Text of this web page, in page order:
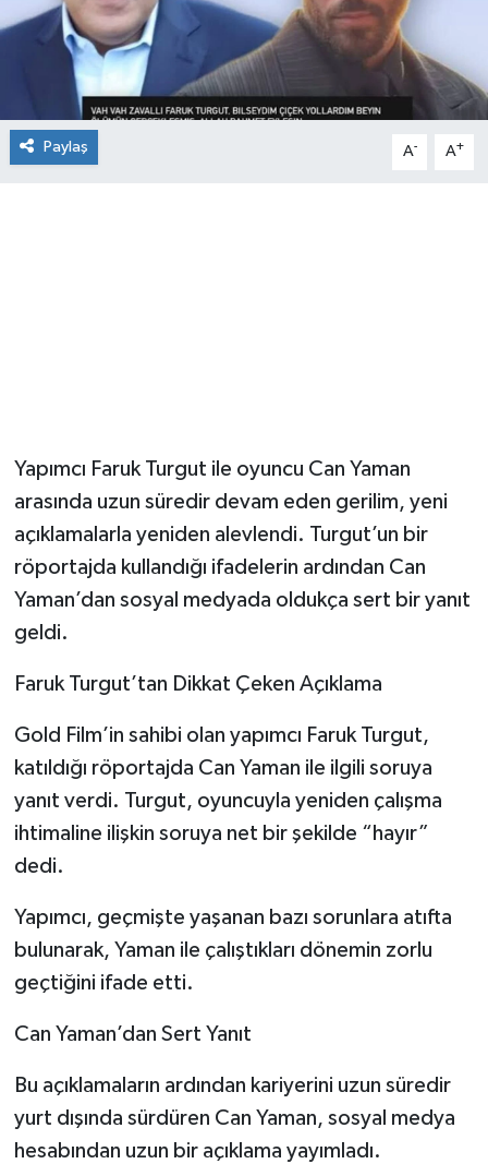
Paylaş A- A+
Yapımcı Faruk Turgut ile oyuncu Can Yaman
arasında uzun süredir devam eden gerilim, yeni
açıklamalarla yeniden alevlendi. Turgut’un bir
röportajda kullandığı ifadelerin ardından Can
Yaman’dan sosyal medyada oldukça sert bir yanıt
geldi.
Faruk Turgut’tan Dikkat Çeken Açıklama
Gold Film’in sahibi olan yapımcı Faruk Turgut,
katıldığı röportajda Can Yaman ile ilgili soruya
yanıt verdi. Turgut, oyuncuyla yeniden çalışma
ihtimaline ilişkin soruya net bir şekilde “hayır”
dedi.
Yapımcı, geçmişte yaşanan bazı sorunlara atıfta
bulunarak, Yaman ile çalıştıkları dönemin zorlu
geçtiğini ifade etti.
Can Yaman’dan Sert Yanıt
Bu açıklamaların ardından kariyerini uzun süredir
yurt dışında sürdüren Can Yaman, sosyal medya
hesabından uzun bir açıklama yayımladı.